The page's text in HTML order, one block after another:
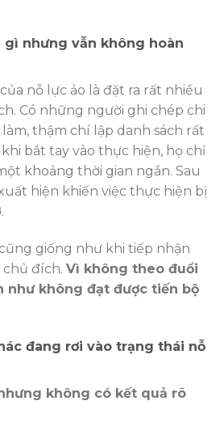
gì nhưng vẫn không hoàn
nỗ lực ảo là đặt ra rất nhiều
Có những người ghi chép chi
thậm chí lập danh sách rất
bắt tay vào thực hiện, họ chỉ
khoảng thời gian ngắn. Sau
hiện khiến việc thực hiện bị
giống như khi tiếp nhận
đích. Vì không theo đuổi
như không đạt được tiến bộ
đang rơi vào trạng thái nỗ
không có kết quả rõ